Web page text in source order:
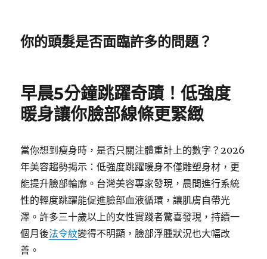
你的頭髮是否面臨許多的問題？
早晨5分鐘跳躍奇蹟！低強度
暖身讓你臉部線條更緊緻
當你想到瘦身時，是否只關注體重計上的數字？2026
年美容趨勢揭示：低強度跳躍暖身不僅雕塑身材，更
能提升臉部輪廓。台灣美容專家發現，晨間進行系統
性的輕度跳躍能促進臉部血液循環，讓肌膚自帶光
澤。許多三十歲以上的女性實踐者驚喜發現，持續一
個月後法令紋變得不明顯，臉部浮腫狀況也大幅改
善。